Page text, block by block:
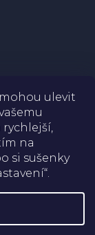
ulevit
na
si sušenky